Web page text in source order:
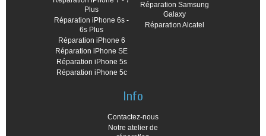
Plus
Réparation iPhone 6s -
6s Plus
Réparation iPhone 6
Réparation iPhone SE
Réparation iPhone 5s
Réparation iPhone 5c
Réparation Samsung
Galaxy
Réparation Alcatel
Info
Contactez-nous
Notre atelier de